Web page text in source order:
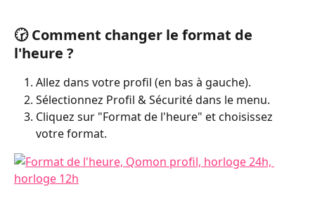
🕝 Comment changer le format de
l'heure ?
Allez dans votre profil (en bas à gauche).
Sélectionnez Profil & Sécurité dans le menu.
Cliquez sur "Format de l'heure" et choisissez
votre format.